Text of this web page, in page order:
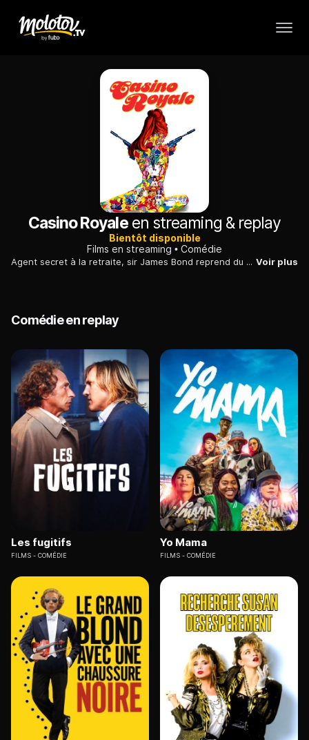
Casino Royaleen streaming & replay
Bientôt disponible
Films en streaming
Comédie
Agent secret à la retraite, sir James Bond reprend du service et affronte un nabot décidé à éliminer tous les hommes dépassant le mètre soixante... Voir plus
Comédie en replay
Les fugitifs
FILMS COMÉDIE
Yo Mama
FILMS COMÉDIE